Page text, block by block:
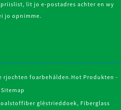
lit jo e-postadres achter en wy
jo opnimme.
rjochten foarbehâlden. Hot Produkten -
Sitemap
glêstrieddoek, Fiberglass